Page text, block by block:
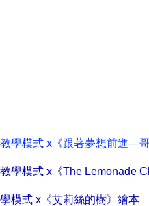
學模式 x 《跟著夢想前進—
學模式 x 《The Lemonade
模式 x 《艾莉絲的樹》繪本